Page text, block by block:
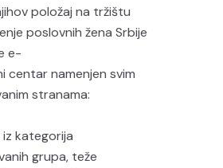
položaj na tržištu
poslovnih žena Srbije
e-
centar namenjen svim
stranama:
kategorija
grupa, teže